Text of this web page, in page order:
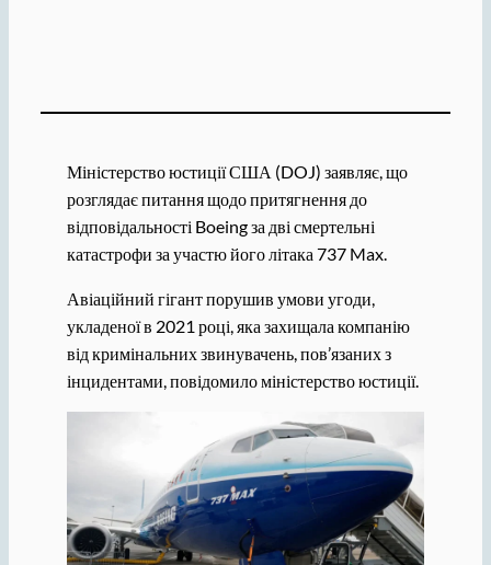
Міністерство юстиції США (DOJ) заявляє, що
розглядає питання щодо притягнення до
відповідальності Boeing за дві смертельні
катастрофи за участю його літака 737 Max.
Авіаційний гігант порушив умови угоди,
укладеної в 2021 році, яка захищала компанію
від кримінальних звинувачень, пов’язаних з
інцидентами, повідомило міністерство юстиції.